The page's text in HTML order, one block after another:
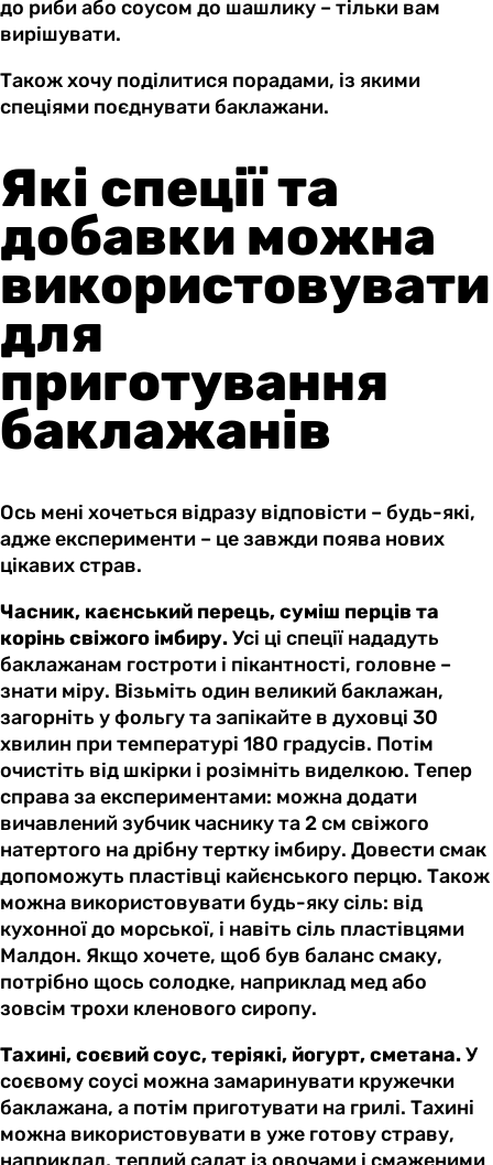
до риби або соусом до шашлику – тільки вам
вирішувати.
Також хочу поділитися порадами, із якими
спеціями поєднувати баклажани.
Які спеції та
добавки можна
використовувати
для
приготування
баклажанів
Ось мені хочеться відразу відповісти – будь-які,
адже експерименти – це завжди поява нових
цікавих страв.
Часник, каєнський перець, суміш перців та
корінь свіжого імбиру.Усі ці спеції нададуть
баклажанам гостроти і пікантності, головне –
знати міру. Візьміть один великий баклажан,
загорніть у фольгу та запікайте в духовці 30
хвилин при температурі 180 градусів. Потім
очистіть від шкірки і розімніть виделкою. Тепер
справа за експериментами: можна додати
вичавлений зубчик часнику та 2 см свіжого
натертого на дрібну тертку імбиру. Довести смак
допоможуть пластівці кайєнського перцю. Також
можна використовувати будь-яку сіль: від
кухонної до морської, і навіть сіль пластівцями
Малдон. Якщо хочете, щоб був баланс смаку,
потрібно щось солодке, наприклад мед або
зовсім трохи кленового сиропу.
Тахині, соєвий соус, теріякі, йогурт, сметана.У
соєвому соусі можна замаринувати кружечки
баклажана, а потім приготувати на грилі. Тахині
можна використовувати в уже готову страву,